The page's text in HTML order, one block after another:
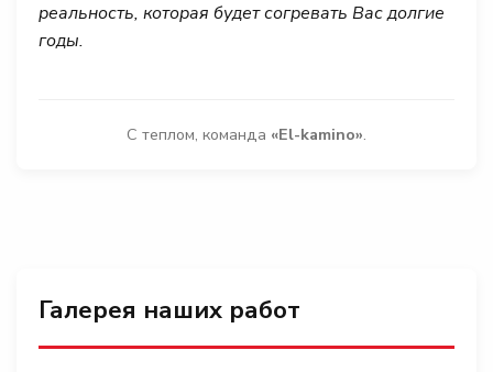
реальность, которая будет согревать Вас долгие
годы.
С теплом, команда «El-kamino».
Галерея наших работ